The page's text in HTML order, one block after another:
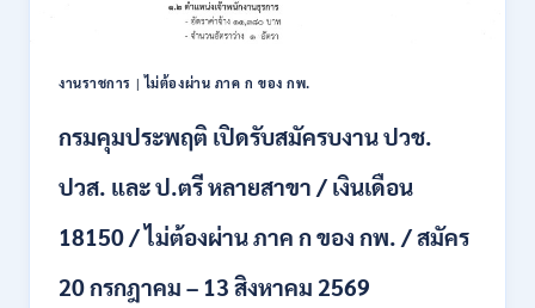
บุคคล
เพื่อ
พนักงาน
หลาย
ตำแหน่ง
ป.ตรี
ทุก
สาขา
อื่นๆ
งานราชการ |ไม่ต้องผ่าน ภาค ก ของ กพ.
กรมคุมประพฤติ เปิดรับสมัครบงาน ปวช.
ปวส. และ ป.ตรี หลายสาขา / เงินเดือน
18150 / ไม่ต้องผ่าน ภาค ก ของ กพ. / สมัคร
20 กรกฎาคม – 13 สิงหาคม 2569